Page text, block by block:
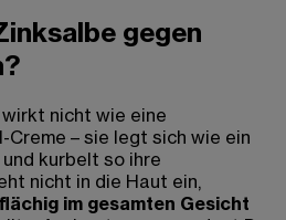
gegen
wirkt nicht wie eine
– sie legt sich wie ein
kurbelt so ihre
nicht in die Haut ein,
im gesamten Gesicht